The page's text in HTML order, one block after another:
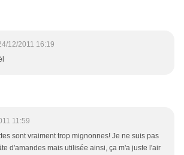
12/2011 16:19
11:59
sont vraiment trop mignonnes! Je ne suis pas
d'amandes mais utilisée ainsi, ça m'a juste l'air